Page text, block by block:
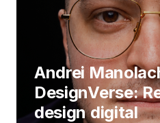
Andrei
DesignVerse:
design digital